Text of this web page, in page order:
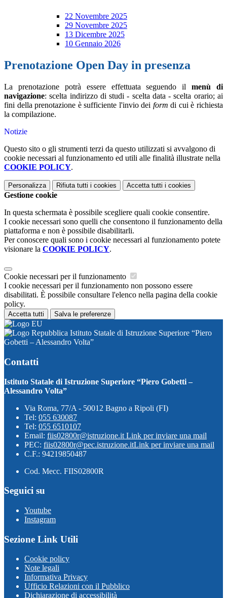
22 Novembre 2025
29 Novembre 2025
13 Dicembre 2025
10 Gennaio 2026
Prenotazione Open Day in presenza
La prenotazione potrà essere effettuata seguendo ilmenù di
navigazione: scelta indirizzo di studi - scelta data - scelta orario; ai
fini della prenotazione è sufficiente l'invio dei form di cui è richiesta
la compilazione.
Notizie
Questo sito o gli strumenti terzi da questo utilizzati si avvalgono di
cookie necessari al funzionamento ed utili alle finalità illustrate nella
COOKIE POLICY.
Personalizza Rifiuta tutti i cookies Accetta tutti i cookies
Gestione cookie
In questa schermata è possibile scegliere quali cookie consentire.
I cookie necessari sono quelli che consentono il funzionamento della
piattaforma e non è possibile disabilitarli.
Per conoscere quali sono i cookie necessari al funzionamento potete
visionare la COOKIE POLICY.
Cookie necessari per il funzionamento
I cookie necessari per il funzionamento non possono essere
disabilitati. È possibile consultare l'elenco nella pagina della cookie
policy.
Accetta tutti Salva le preferenze
Istituto Statale di Istruzione Superiore “Piero
Gobetti – Alessandro Volta”
Contatti
Istituto Statale di Istruzione Superiore “Piero Gobetti –
Alessandro Volta”
Via Roma, 77/A - 50012 Bagno a Ripoli (FI)
Tel: 055 630087
Tel: 055 6510107
Email: fiis02800r@istruzione.it Link per inviare una mail
PEC: fiis02800r@pec.istruzione.itLink per inviare una mail
C.F.: 94219850487
Cod. Mecc. FIIS02800R
Seguici su
Youtube
Instagram
Sezione Link Utili
Cookie policy
Note legali
Informativa Privacy
Ufficio Relazioni con il Pubblico
Dichiarazione di accessibilità